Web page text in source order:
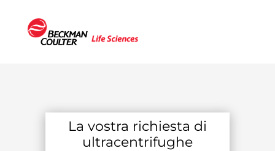
La vostra richiesta di
ultracentrifughe